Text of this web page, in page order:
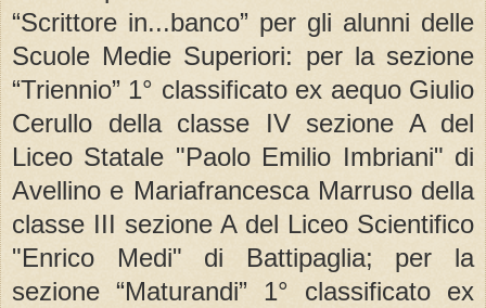
“Scrittore in...banco” per gli alunni delle
Scuole Medie Superiori: per la sezione
“Triennio” 1° classificato ex aequo Giulio
Cerullo della classe IV sezione A del
Liceo Statale "Paolo Emilio Imbriani" di
Avellino e Mariafrancesca Marruso della
classe III sezione A del Liceo Scientifico
"Enrico Medi" di Battipaglia; per la
sezione “Maturandi” 1° classificato ex